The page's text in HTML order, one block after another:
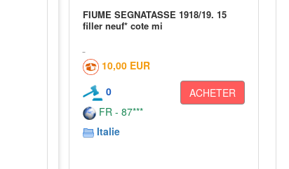
FIUME SEGNATASSE 1918/19. 15
filler neuf* cote mi
10,00 EUR
0
ACHETER
FR - 87***
Italie